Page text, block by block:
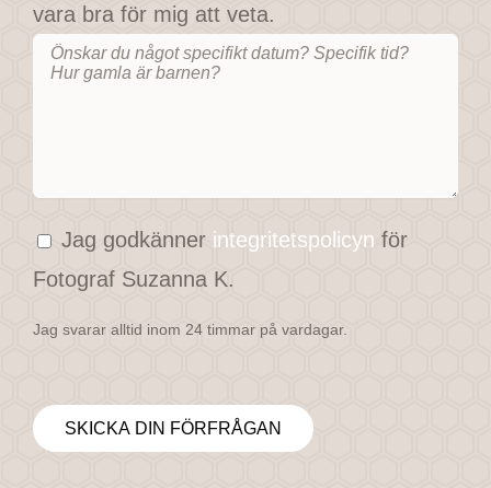
vara bra för mig att veta.
Jag godkänner integritetspolicyn för
Fotograf Suzanna K.
Jag svarar alltid inom 24 timmar på vardagar.